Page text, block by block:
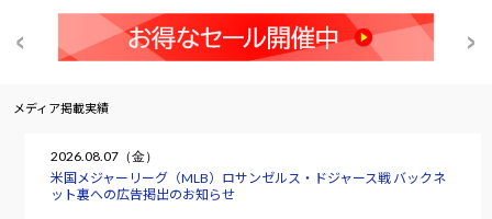
メディア掲載実績
2026.08.07（金）
米国メジャーリーグ（MLB）ロサンゼルス・ドジャース戦 バックネ
ット裏への広告掲出のお知らせ